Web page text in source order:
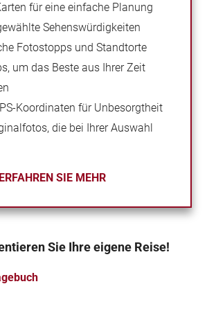
für eine einfache Planung
Sehenswürdigkeiten
Fotostopps und Standtorte
um das Beste aus Ihrer Zeit
Koordinaten für Unbesorgtheit
die bei Ihrer Auswahl
ERFAHREN SIE MEHR
Sie Ihre eigene Reise!